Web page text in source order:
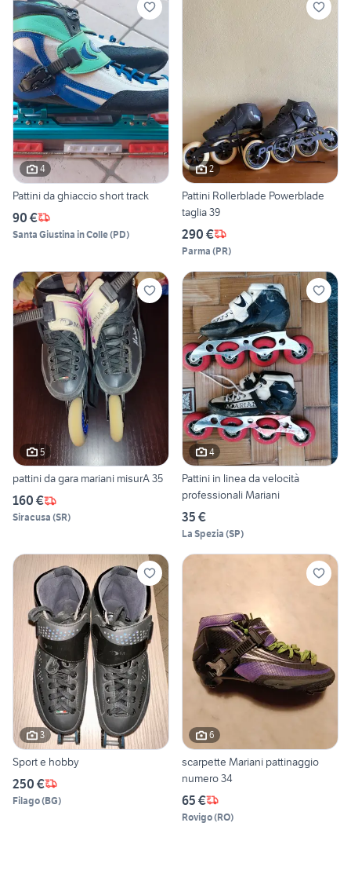
4
Pattini da ghiaccio short track
90 €
Santa Giustina in Colle(PD)
2
Pattini Rollerblade Powerblade
taglia 39
290 €
Parma (PR)
5
pattini da gara mariani misurA 35
160 €
Siracusa (SR)
4
Pattini in linea da velocità
professionali Mariani
35 €
La Spezia (SP)
3
Sport e hobby
250 €
Filago(BG)
6
scarpette Mariani pattinaggio
numero 34
65 €
Rovigo(RO)